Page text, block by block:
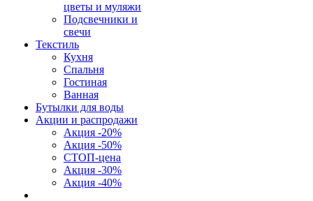
цветы и муляжи
Подсвечники и
свечи
Текстиль
Кухня
Спальня
Гостиная
Ванная
Бутылки для воды
Акции и распродажи
Акция -20%
Акция -50%
СТОП-цена
Акция -30%
Акция -40%